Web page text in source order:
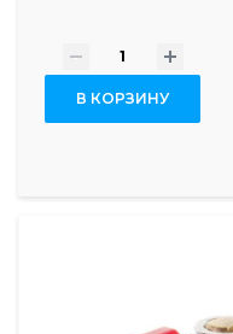
- +
В КОРЗИНУ